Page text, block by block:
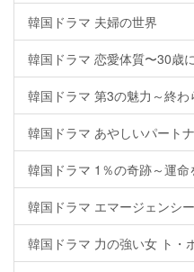
韓国ドラマ 夫婦の世界
韓国ドラマ 恋愛体質〜30歳
韓国ドラマ 第3の魅力～終わ
韓国ドラマ あやしいパート
韓国ドラマ 1％の奇跡～運命
韓国ドラマ エマージェンシ
韓国ドラマ 力の強い女 ト・